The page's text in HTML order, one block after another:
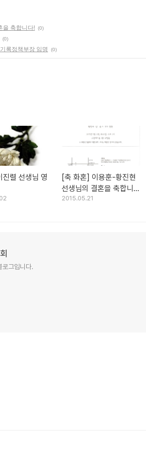
을 축합니다! (0)
(0)
록정책부장 임명 (0)
진렬 선생님 영
[축 화혼] 이용훈-황진현
선생님의 결혼을 축합니
다!
2015.05.21
로그입니다.